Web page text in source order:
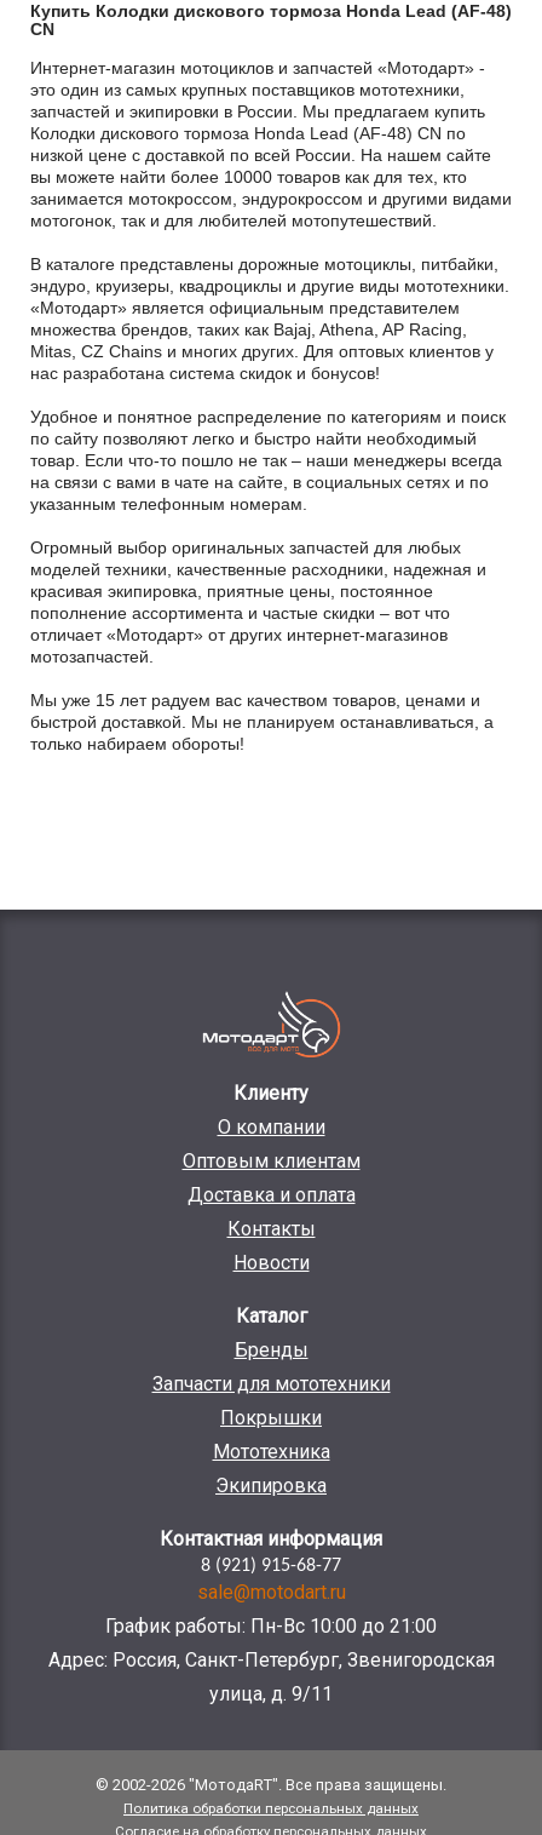
Купить Колодки дискового тормоза Honda Lead (AF-48)
CN
Интернет-магазин мотоциклов и запчастей «Мотодарт» -
это один из самых крупных поставщиков мототехники,
запчастей и экипировки в России. Мы предлагаем купить
Колодки дискового тормоза Honda Lead (AF-48) CN по
низкой цене с доставкой по всей России. На нашем сайте
вы можете найти более 10000 товаров как для тех, кто
занимается мотокроссом, эндурокроссом и другими видами
мотогонок, так и для любителей мотопутешествий.
В каталоге представлены дорожные мотоциклы, питбайки,
эндуро, круизеры, квадроциклы и другие виды мототехники.
«Мотодарт» является официальным представителем
множества брендов, таких как Bajaj, Athena, AP Racing,
Mitas, CZ Chains и многих других. Для оптовых клиентов у
нас разработана система скидок и бонусов!
Удобное и понятное распределение по категориям и поиск
по сайту позволяют легко и быстро найти необходимый
товар. Если что-то пошло не так – наши менеджеры всегда
на связи с вами в чате на сайте, в социальных сетях и по
указанным телефонным номерам.
Огромный выбор оригинальных запчастей для любых
моделей техники, качественные расходники, надежная и
красивая экипировка, приятные цены, постоянное
пополнение ассортимента и частые скидки – вот что
отличает «Мотодарт» от других интернет-магазинов
мотозапчастей.
Мы уже 15 лет радуем вас качеством товаров, ценами и
быстрой доставкой. Мы не планируем останавливаться, а
только набираем обороты!
Клиенту
О компании
Оптовым клиентам
Доставка и оплата
Контакты
Новости
Каталог
Бренды
Запчасти для мототехники
Покрышки
Мототехника
Экипировка
Контактная информация
8 (921) 915-68-77
sale@motodart.ru
График работы: Пн-Вс 10:00 до 21:00
Адрес: Россия, Санкт-Петербург, Звенигородская
улица, д. 9/11
© 2002-2026 "МотодаRT". Все права защищены.
Политика обработки персональных данных